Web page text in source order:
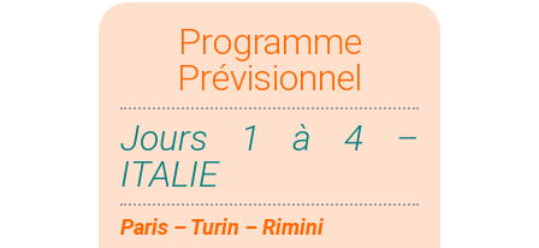
Programme
Prévisionnel
Jours 1 à 4 –
ITALIE
Paris – Turin – Rimini